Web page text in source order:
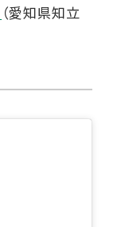
（愛知県知立